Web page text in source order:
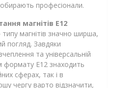
професіонали.
магнітів Е12
магнітів значно ширша,
погляд. Завдяки
та універсальній
формату Е12 знаходить
сферах, так і в
чергу варто відзначити,